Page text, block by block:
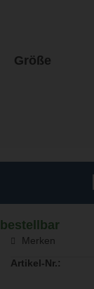
Größe
bestellbar
Merken
Artikel-Nr.: